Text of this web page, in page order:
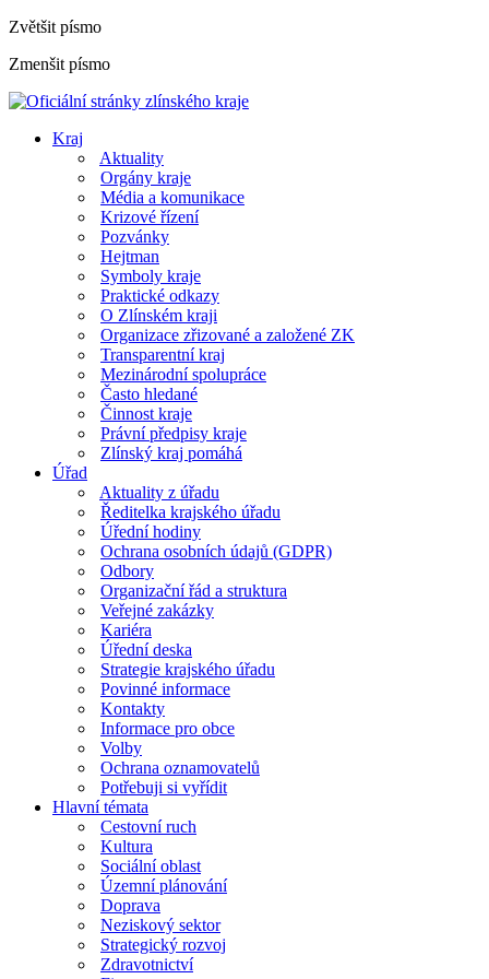
Zvětšit písmo
Zmenšit písmo
Kraj
Aktuality
Orgány kraje
Média a komunikace
Krizové řízení
Pozvánky
Hejtman
Symboly kraje
Praktické odkazy
O Zlínském kraji
Organizace zřizované a založené ZK
Transparentní kraj
Mezinárodní spolupráce
Často hledané
Činnost kraje
Právní předpisy kraje
Zlínský kraj pomáhá
Úřad
Aktuality z úřadu
Ředitelka krajského úřadu
Úřední hodiny
Ochrana osobních údajů (GDPR)
Odbory
Organizační řád a struktura
Veřejné zakázky
Kariéra
Úřední deska
Strategie krajského úřadu
Povinné informace
Kontakty
Informace pro obce
Volby
Ochrana oznamovatelů
Potřebuji si vyřídit
Hlavní témata
Cestovní ruch
Kultura
Sociální oblast
Územní plánování
Doprava
Neziskový sektor
Strategický rozvoj
Zdravotnictví